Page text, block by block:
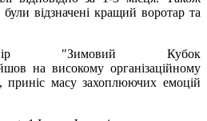
відзначені кращий воротар та
"Зимовий Кубок
на високому організаційному
приніс масу захоплюючих емоцій